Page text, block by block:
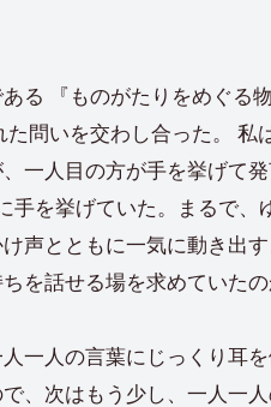
る 『ものがたりをめぐる
問いを交わし合った。 私
一人目の方が手を挙げて
手を挙げていた。まるで
声とともに一気に動き出
を話せる場を求めていたの
一人の言葉にじっくり耳
、次はもう少し、一人一